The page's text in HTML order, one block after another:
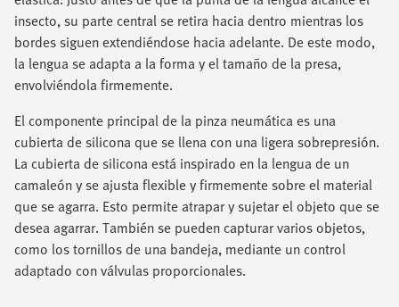
insecto, su parte central se retira hacia dentro mientras los
bordes siguen extendiéndose hacia adelante. De este modo,
la lengua se adapta a la forma y el tamaño de la presa,
envolviéndola firmemente.
El componente principal de la pinza neumática es una
cubierta de silicona que se llena con una ligera sobrepresión.
La cubierta de silicona está inspirado en la lengua de un
camaleón y se ajusta flexible y firmemente sobre el material
que se agarra. Esto permite atrapar y sujetar el objeto que se
desea agarrar. También se pueden capturar varios objetos,
como los tornillos de una bandeja, mediante un control
adaptado con válvulas proporcionales.